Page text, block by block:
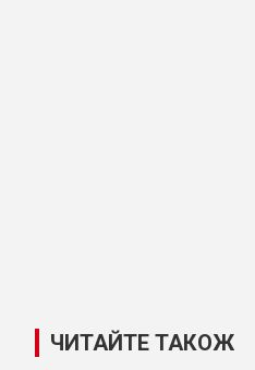
ЧИТАЙТЕ ТАКОЖ